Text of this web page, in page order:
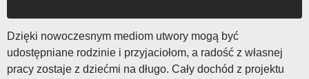
Dzięki nowoczesnym mediom utwory mogą być
udostępniane rodzinie i przyjaciołom, a radość z własnej
pracy zostaje z dziećmi na długo. Cały dochód z projektu